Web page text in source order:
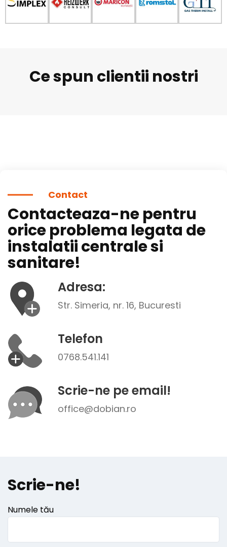
Ce spun clientii nostri
Contact
Contacteaza-ne pentru
orice problema legata de
instalatii centrale si
sanitare!
Adresa:
Str. Simeria, nr. 16, Bucuresti
Telefon
0768.541.141
Scrie-ne pe email!
office@dobian.ro
Scrie-ne!
Numele tău